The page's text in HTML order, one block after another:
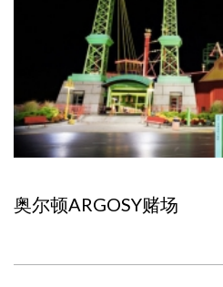
奥尔顿ARGOSY赌场